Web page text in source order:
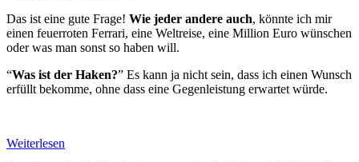
Das ist eine gute Frage! Wie jeder andere auch, könnte ich mir
einen feuerroten Ferrari, eine Weltreise, eine Million Euro wünschen
oder was man sonst so haben will.
“Was ist der Haken?” Es kann ja nicht sein, dass ich einen Wunsch
erfüllt bekomme, ohne dass eine Gegenleistung erwartet würde.
Weiterlesen